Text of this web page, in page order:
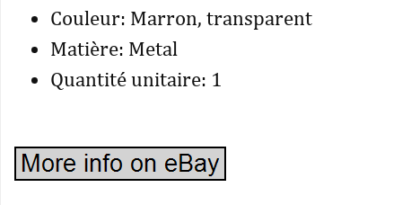
Couleur: Marron, transparent
Matière: Metal
Quantité unitaire: 1